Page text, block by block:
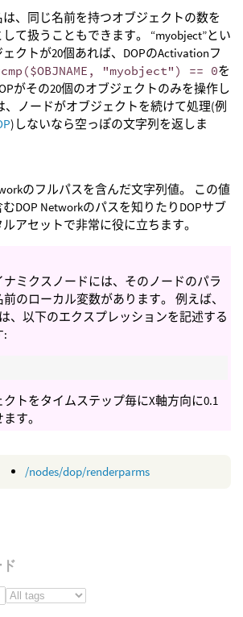
、同じ名前を持つオブジェクトの数を
て扱うこともできます。 “myobject”とい
クトが20個あれば、DOPのActivationフ
"myobject") == 0を
がその20個のオブジェクトのみを操作し
、ノードがオブジェクトを続けて処理(例
)しないなら空っぽの文字列を返しま
のフルパスを含んだ文字列値。 この値
DOP Networkのパスを知りたりDOPサブ
アセットで非常に役に立ちます。
ミクスノードには、そのノードのパラ
のローカル変数があります。 例えば、
、以下のエクスプレッションを記述する
:
トをタイムステップ毎にX軸方向に0.1
す。
/nodes/dop/renderparms